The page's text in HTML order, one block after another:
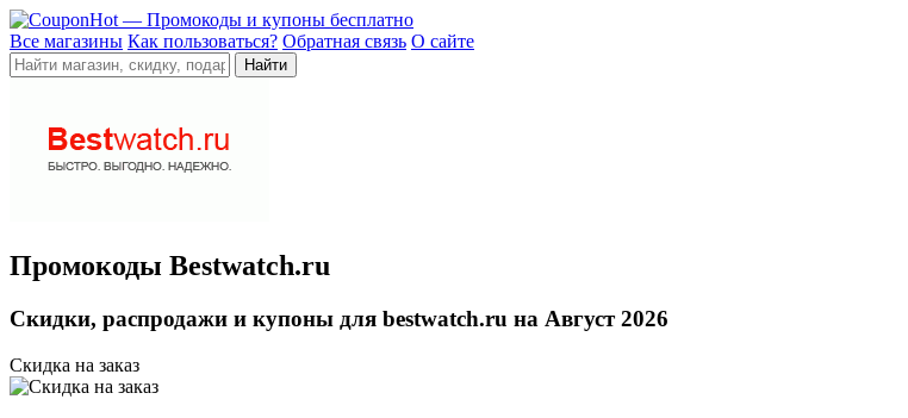
Все магазины Как пользоваться? Обратная связь О сайте
Промокоды Bestwatch.ru
Скидки, распродажи и купоны для bestwatch.ru на Август 2026
Скидка на заказ